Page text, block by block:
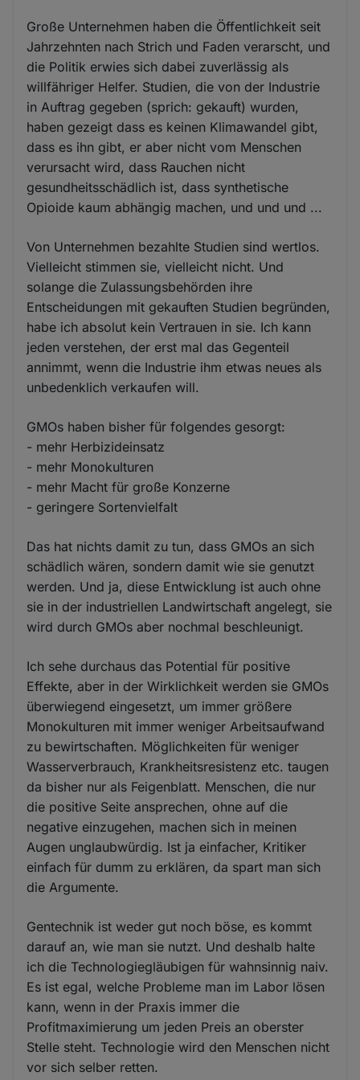
Große Unternehmen haben die Öffentlichkeit seit
Jahrzehnten nach Strich und Faden verarscht, und
die Politik erwies sich dabei zuverlässig als
willfähriger Helfer. Studien, die von der Industrie
in Auftrag gegeben (sprich: gekauft) wurden,
haben gezeigt dass es keinen Klimawandel gibt,
dass es ihn gibt, er aber nicht vom Menschen
verursacht wird, dass Rauchen nicht
gesundheitsschädlich ist, dass synthetische
Opioide kaum abhängig machen, und und und ...
Von Unternehmen bezahlte Studien sind wertlos.
Vielleicht stimmen sie, vielleicht nicht. Und
solange die Zulassungsbehörden ihre
Entscheidungen mit gekauften Studien begründen,
habe ich absolut kein Vertrauen in sie. Ich kann
jeden verstehen, der erst mal das Gegenteil
annimmt, wenn die Industrie ihm etwas neues als
unbedenklich verkaufen will.
GMOs haben bisher für folgendes gesorgt:
- mehr Herbizideinsatz
- mehr Monokulturen
- mehr Macht für große Konzerne
- geringere Sortenvielfalt
Das hat nichts damit zu tun, dass GMOs an sich
schädlich wären, sondern damit wie sie genutzt
werden. Und ja, diese Entwicklung ist auch ohne
sie in der industriellen Landwirtschaft angelegt, sie
wird durch GMOs aber nochmal beschleunigt.
Ich sehe durchaus das Potential für positive
Effekte, aber in der Wirklichkeit werden sie GMOs
überwiegend eingesetzt, um immer größere
Monokulturen mit immer weniger Arbeitsaufwand
zu bewirtschaften. Möglichkeiten für weniger
Wasserverbrauch, Krankheitsresistenz etc. taugen
da bisher nur als Feigenblatt. Menschen, die nur
die positive Seite ansprechen, ohne auf die
negative einzugehen, machen sich in meinen
Augen unglaubwürdig. Ist ja einfacher, Kritiker
einfach für dumm zu erklären, da spart man sich
die Argumente.
Gentechnik ist weder gut noch böse, es kommt
darauf an, wie man sie nutzt. Und deshalb halte
ich die Technologiegläubigen für wahnsinnig naiv.
Es ist egal, welche Probleme man im Labor lösen
kann, wenn in der Praxis immer die
Profitmaximierung um jeden Preis an oberster
Stelle steht. Technologie wird den Menschen nicht
vor sich selber retten.